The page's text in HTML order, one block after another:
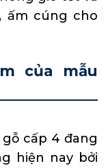
ấm cúng cho
của mẫu
cấp 4 đang
hiện nay bởi